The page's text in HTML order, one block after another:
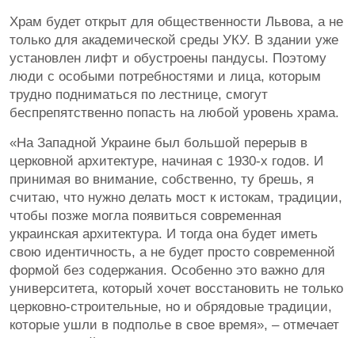
Храм будет открыт для общественности Львова, а не
только для академической среды УКУ. В здании уже
установлен лифт и обустроены пандусы. Поэтому
люди с особыми потребностями и лица, которым
трудно подниматься по лестнице, смогут
беспрепятственно попасть на любой уровень храма.
«На Западной Украине был большой перерыв в
церковной архитектуре, начиная с 1930-х годов. И
принимая во внимание, собственно, ту брешь, я
считаю, что нужно делать мост к истокам, традиции,
чтобы позже могла появиться современная
украинская архитектура. И тогда она будет иметь
свою идентичность, а не будет просто современной
формой без содержания. Особенно это важно для
университета, который хочет восстановить не только
церковно-строительные, но и обрядовые традиции,
которые ушли в подполье в свое время», – отмечает